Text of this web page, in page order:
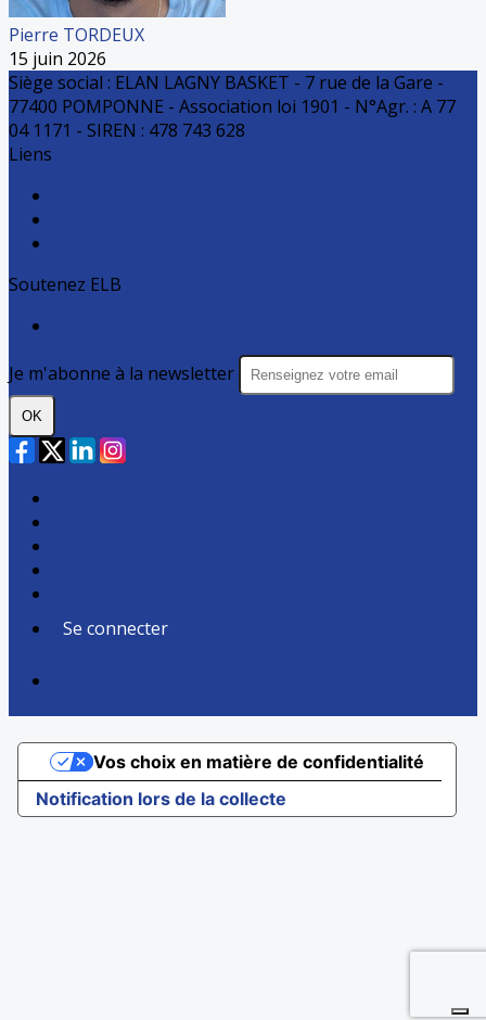
Pierre TORDEUX
15 juin 2026
Siège social : ELAN LAGNY BASKET - 7 rue de la Gare -
77400 POMPONNE - Association loi 1901 - N°Agr. : A 77
04 1171 - SIREN : 478 743 628
Liens
Soutenez ELB
Je m'abonne à la newsletter
OK
Se connecter
Notification lors de la collecte
Vos choix en matière de confidentialité